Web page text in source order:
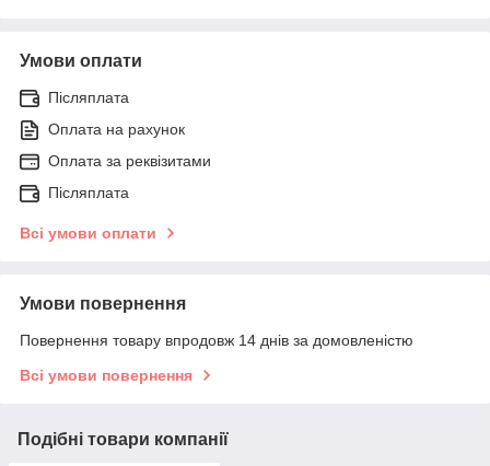
Умови оплати
Післяплата
Оплата на рахунок
Оплата за реквізитами
Післяплата
Всі умови оплати
Умови повернення
Повернення товару впродовж 14 днів за домовленістю
Всі умови повернення
Подібні товари компанії